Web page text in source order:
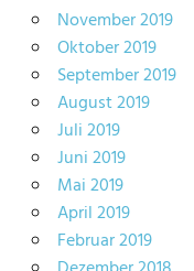
November 2019
Oktober 2019
September 2019
August 2019
Juli 2019
Juni 2019
Mai 2019
April 2019
Februar 2019